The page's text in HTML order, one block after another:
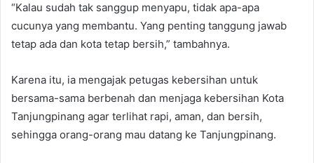
“Kalau sudah tak sanggup menyapu, tidak apa-apa
cucunya yang membantu. Yang penting tanggung jawab
tetap ada dan kota tetap bersih,” tambahnya.
Karena itu, ia mengajak petugas kebersihan untuk
bersama-sama berbenah dan menjaga kebersihan Kota
Tanjungpinang agar terlihat rapi, aman, dan bersih,
sehingga orang-orang mau datang ke Tanjungpinang.